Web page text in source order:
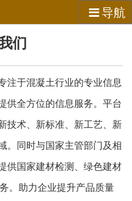
导航
们
注于混凝土行业的专业信息
供全方位的信息服务。平台
技术、新标准、新工艺、新
。同时与国家主管部门及相
供国家建材检测、绿色建材
。助力企业提升产品质量